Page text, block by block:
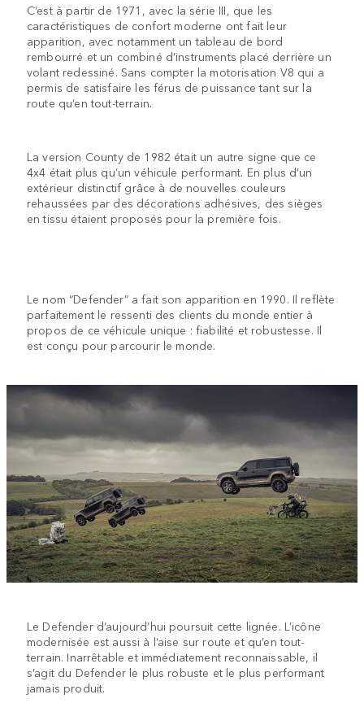
C’est à partir de 1971, avec la série III, que les
caractéristiques de confort moderne ont fait leur
apparition, avec notamment un tableau de bord
rembourré et un combiné d’instruments placé derrière un
volant redessiné. Sans compter la motorisation V8 qui a
permis de satisfaire les férus de puissance tant sur la
route qu’en tout-terrain.
La version County de 1982 était un autre signe que ce
4x4 était plus qu’un véhicule performant. En plus d’un
extérieur distinctif grâce à de nouvelles couleurs
rehaussées par des décorations adhésives, des sièges
en tissu étaient proposés pour la première fois.
Le nom “Defender” a fait son apparition en 1990. Il reflète
parfaitement le ressenti des clients du monde entier à
propos de ce véhicule unique : fiabilité et robustesse. Il
est conçu pour parcourir le monde.
Le Defender d’aujourd’hui poursuit cette lignée. L’icône
modernisée est aussi à l’aise sur route et qu’en tout-
terrain. Inarrêtable et immédiatement reconnaissable, il
s’agit du Defender le plus robuste et le plus performant
jamais produit.